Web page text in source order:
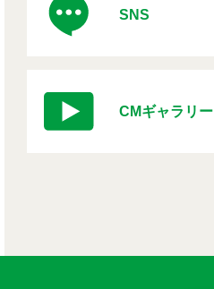
SNS
CMギャラリー